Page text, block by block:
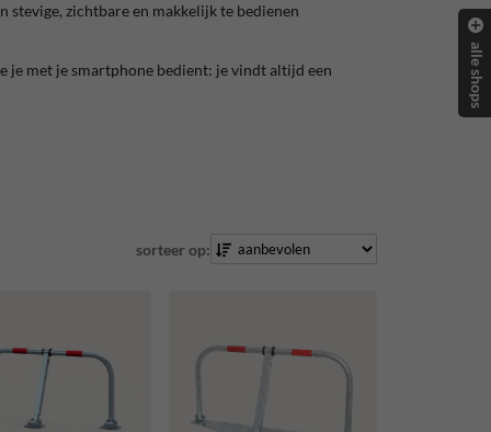
zichtbare en makkelijk te bedienen
je met je smartphone bedient: je vindt altijd een
sorteer op:
alle shops